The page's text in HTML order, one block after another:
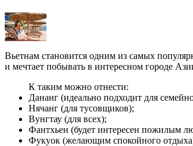
Вьетнам становится одним из самых
и мечтает побывать в интересном городе
К таким можно отнести:
Дананг (идеально подходит для
Нячанг (для тусовщиков);
Вунгтау (для всех);
Фантхьен (будет интересен пожилым
Фукуок (желающим спокойного